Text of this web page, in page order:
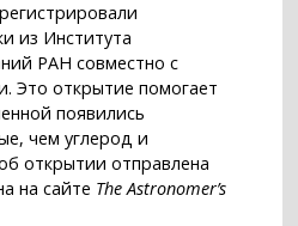
из Института
РАН совместно с
Это открытие помогает
появились
чем углерод и
открытии отправлена
на сайте The Astronomer’s